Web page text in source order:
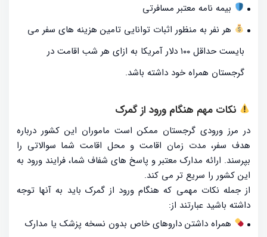
بیمه نامه معتبر مسافرتی
هر نفر به منظور اثبات توانایی تامین هزینه های سفر می
بایست حداقل ۱۰۰ دلار آمریکا به ازای هر شب اقامت در
گرجستان همراه خود داشته باشد.
نکات مهم هنگام ورود از گمرک
در مرز ورودی گرجستان ممکن است ماموران این کشور درباره
هدف سفر، مدت زمان اقامت و محل اقامت شما سوالاتی را
بپرسند. ارائه مدارک معتبر و پاسخ های شفاف شما، فرایند ورود به
این کشور را سریع تر می کند.
از جمله نکات مهمی که هنگام ورود از گمرک باید به آنها توجه
داشته باشید عبارتند از:
همراه داشتن داروهای خاص بدون نسخه پزشک یا مدارک